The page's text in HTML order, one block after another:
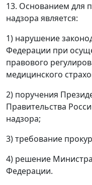
13. Основанием для
надзора является:
1) нарушение
Федерации при
правового
медицинского
2) поручения
Правительства
надзора;
3) требование
4) решение
Федерации.